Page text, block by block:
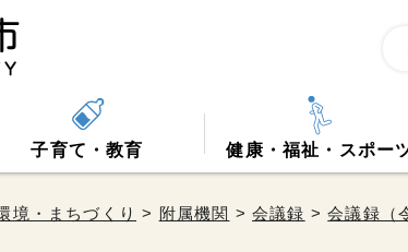
子育て・教育 健康・福祉・スポー
境・まちづくり > 附属機関 >会議録 >会議録（